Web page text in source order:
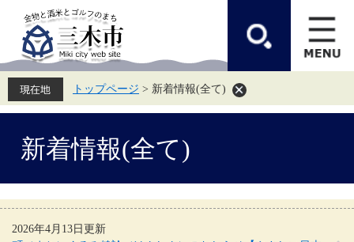
先
頭
す。
を
飛
し
トップページ > 新着情報(全て)
新着情報(全て)
2026年4月13日更新